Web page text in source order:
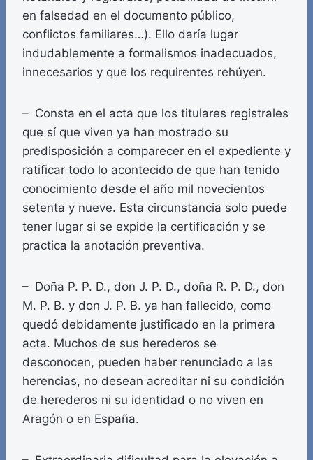
en falsedad en el documento público,
conflictos familiares…). Ello daría lugar
indudablemente a formalismos inadecuados,
innecesarios y que los requirentes rehúyen.
– Consta en el acta que los titulares registrales
que sí que viven ya han mostrado su
predisposición a comparecer en el expediente y
ratificar todo lo acontecido de que han tenido
conocimiento desde el año mil novecientos
setenta y nueve. Esta circunstancia solo puede
tener lugar si se expide la certificación y se
practica la anotación preventiva.
– Doña P. P. D., don J. P. D., doña R. P. D., don
M. P. B. y don J. P. B. ya han fallecido, como
quedó debidamente justificado en la primera
acta. Muchos de sus herederos se
desconocen, pueden haber renunciado a las
herencias, no desean acreditar ni su condición
de herederos ni su identidad o no viven en
Aragón o en España.